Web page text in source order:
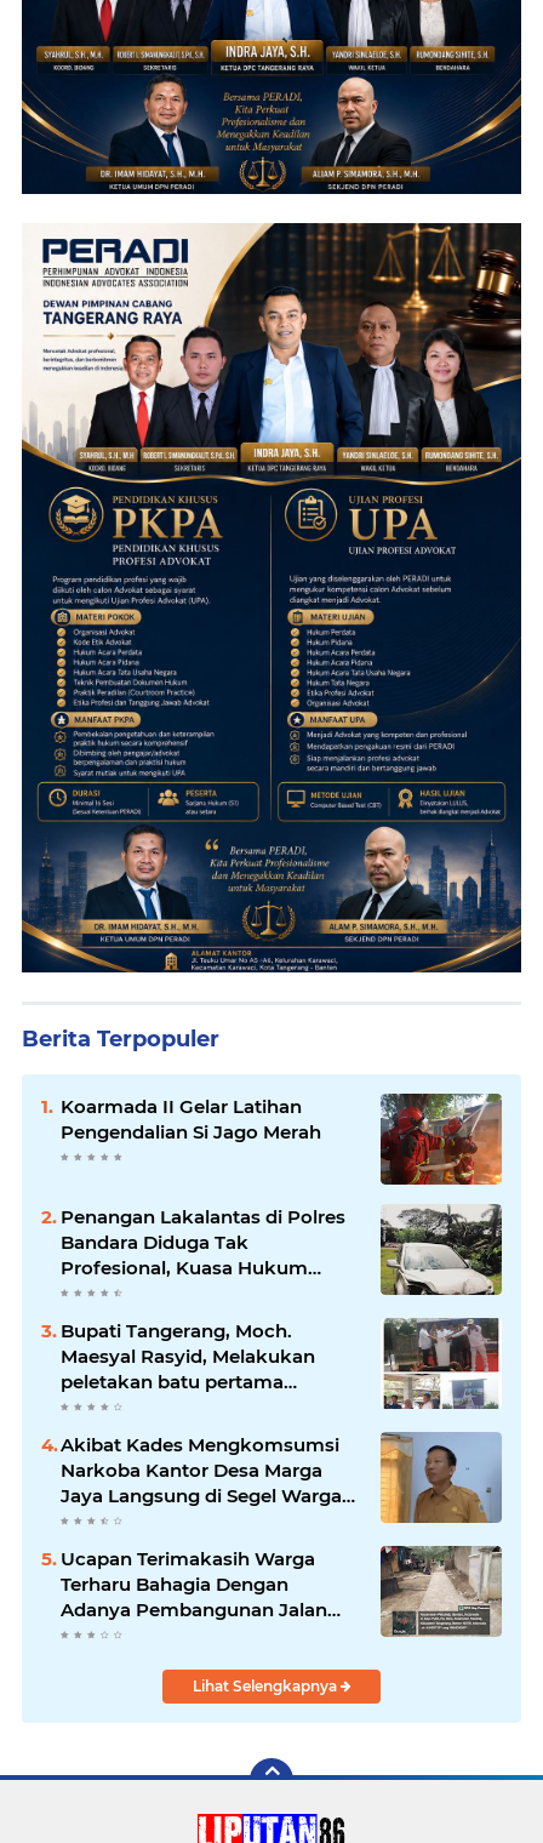
Berita Terpopuler
Koarmada II Gelar Latihan
Pengendalian Si Jago Merah
Penangan Lakalantas di Polres
Bandara Diduga Tak
Profesional, Kuasa Hukum
Adukan ke Propam
Bupati Tangerang, Moch.
Maesyal Rasyid, Melakukan
peletakan batu pertama
pembangunan Gedung Mako
Polsek Sepatan
Akibat Kades Mengkomsumsi
Narkoba Kantor Desa Marga
Jaya Langsung di Segel Warga
Setempat
Ucapan Terimakasih Warga
Terharu Bahagia Dengan
Adanya Pembangunan Jalan
Vaping Block
Lihat Selengkapnya